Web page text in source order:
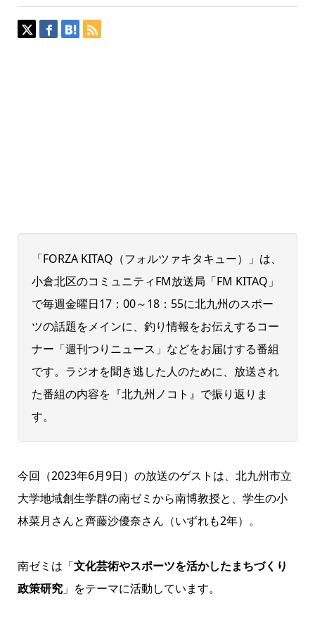
「FORZA KITAQ（フォルツァキタキュー）」は、
小倉北区のコミュニティFM放送局「FM KITAQ」
で毎週金曜日17：00～18：55に北九州のスポー
ツの話題をメインに、釣り情報をお伝えするコー
ナー「週刊つりニュース」などをお届けする番組
です。ラジオを聞き逃した人のために、放送され
た番組の内容を『北九州ノコト』で振り返りま
す。
今回（2023年6月9日）の放送のゲストは、北九州市立
大学地域創生学群の南ゼミから南博教授と、学生の小
林菜月さんと齊藤沙優奈さん（いずれも2年）。
南ゼミは「文化芸術やスポーツを活かしたまちづくり
政策研究」をテーマに活動しています。